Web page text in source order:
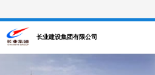
长业建设集团有限公司
网站首页